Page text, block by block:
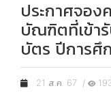
ประกาศจอง
บัณฑิตที่เข้า
บัตร ปีการศึ
21 ส.ค. 67 /